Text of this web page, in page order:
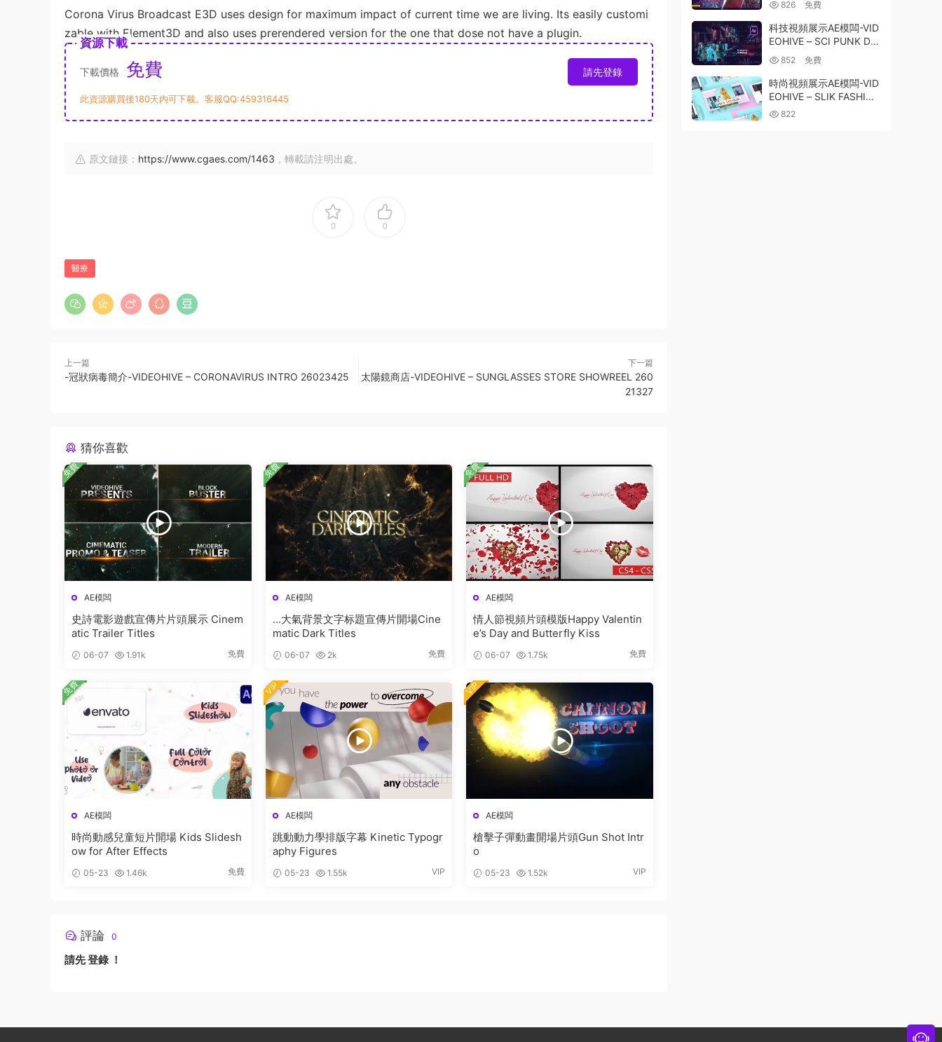
Corona Virus Broadcast E3D uses design for maximum impact of current time we are living. Its easily customi
zable with Element3D and also uses prerendered version for the one that dose not have a plugin.
資源下載
下載價格 免費 請先登錄
此資源購買後180天内可下載。客服QQ:459316445
原文鏈接： https://www.cgaes.com/1463 ，轉載請注明出處。
0 0
醫療
上一篇
-冠狀病毒簡介-VIDEOHIVE – CORONAVIRUS INTRO 26023425
下一篇
太陽鏡商店-VIDEOHIVE – SUNGLASSES STORE SHOWREEL 260
21327
猜你喜歡
AE模闆
史詩電影遊戲宣傳片片頭展示 Cinem
atic Trailer Titles
06-07 1.91k 免費
免費
AE模闆
…大氣背景文字标題宣傳片開場Cine
matic Dark Titles
06-07 2k 免費
免費
AE模闆
情人節視頻片頭模版Happy Valentin
e’s Day and Butterfly Kiss
06-07 1.75k 免費
免費
AE模闆
時尚動感兒童短片開場 Kids Slidesh
ow for After Effects
05-23 1.46k 免費
免費
AE模闆
跳動動力學排版字幕 Kinetic Typogr
aphy Figures
05-23 1.55k VIP
VIP
AE模闆
槍擊子彈動畫開場片頭Gun Shot Intr
o
05-23 1.52k VIP
VIP
評論 0
請先登錄！
EPIC METAL 3D/ TV/ SH
OCKWAVE/ FIRE EXPLO
SION/MYSTICAL LIGHT
826 免費
科技視頻展示AE模闆-VID
EOHIVE – SCI PUNK DIG
ITAL PROMO 25802427
852 免費
時尚視頻展示AE模闆-VID
EOHIVE – SLIK FASHION
– 25088020
822